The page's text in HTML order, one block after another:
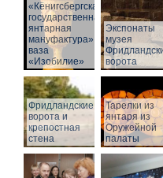
«Кёнигсбергская
государственная
янтарная
мануфактура» -
ваза
«Изобилие»
Экспонаты
музея
ворота
Фридландские
ворота и
крепостная
стена
Тарелки из
янтаря из
Оружейной
палаты